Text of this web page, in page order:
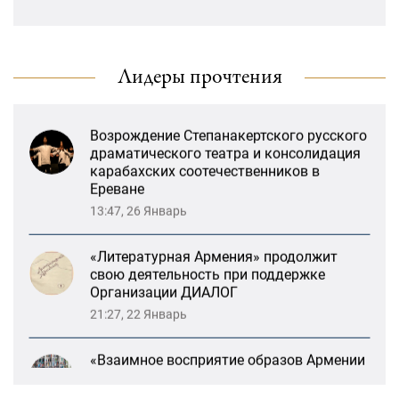
Лидеры прочтения
13:59, 29 Май
Возрождение Степанакертского русского
драматического театра и консолидация
карабахских соотечественников в
Ереване
13:47, 26 Январь
«Литературная Армения» продолжит
свою деятельность при поддержке
Организации ДИАЛОГ
21:27, 22 Январь
«Взаимное восприятие образов Армении
и России»: совместный круглый стол